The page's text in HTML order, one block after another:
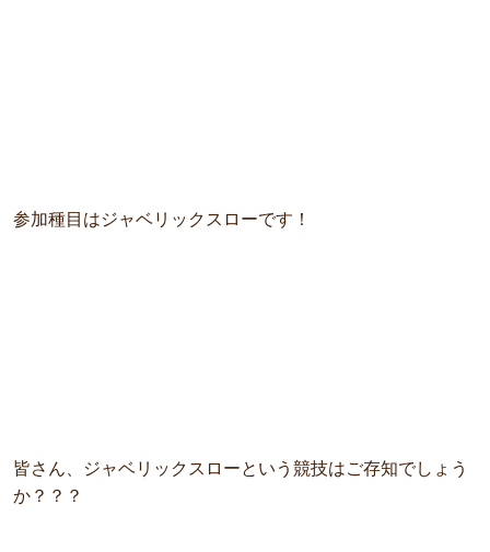
参加種目はジャベリックスローです！
皆さん、ジャベリックスローという競技はご存知でしょう
か？？？